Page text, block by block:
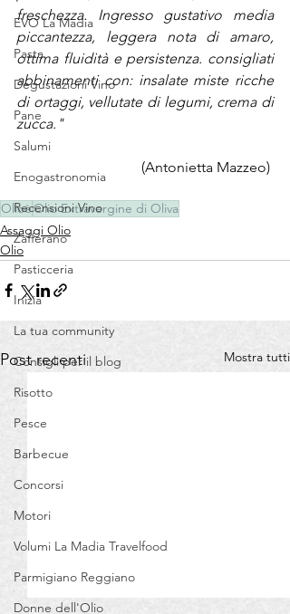
EVO La Madia
Pasta
Degustazioni Vino
Pane
Salumi
Enogastronomia
Recensioni Vino
Zafferano
Pasticceria
Inizia
La tua community
Consigli per il blog
Risotto
Pesce
Barbecue
Concorsi
Motori
Volumi La Madia Travelfood
Parmigiano Reggiano
Donne dell'Olio
freschezza. Ingresso gustativo media
piccantezza, leggera nota di amaro,
ottima fluidità e persistenza. consigliati
abbinamenti con: insalate miste ricche
di ortaggi, vellutate di legumi, crema di
zucca."
(Antonietta Mazzeo)
OlioèOlio Extravergine di Oliva
Assaggi Olio
Olio
Post recenti Mostra tutti